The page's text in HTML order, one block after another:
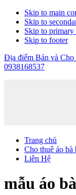
Skip to main
Skip to
Skip to primary
Skip to footer
Địa điểm Bán và Cho
0938168537
Trang chủ
Cho thuê áo bà
Liên Hệ
mẫu áo